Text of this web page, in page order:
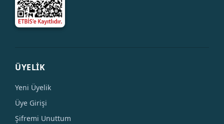
ÜYELİK
Yeni Üyelik
Üye Girişi
Şifremi Unuttum